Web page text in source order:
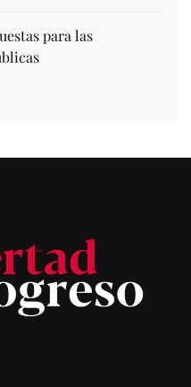
para las